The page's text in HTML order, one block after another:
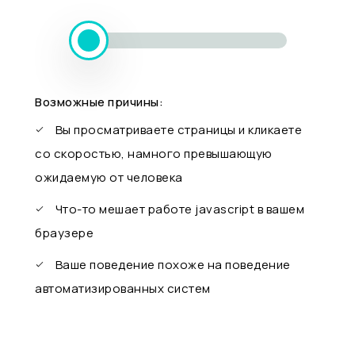
Возможные причины:
Вы просматриваете страницы и кликаете
со скоростью, намного превышающую
ожидаемую от человека
Что-то мешает работе javascript в вашем
браузере
Ваше поведение похоже на поведение
автоматизированных систем